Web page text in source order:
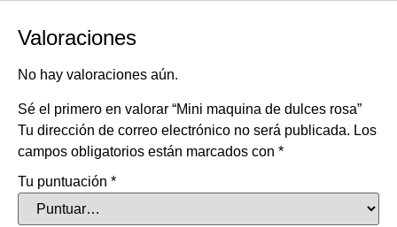
Valoraciones
No hay valoraciones aún.
Sé el primero en valorar “Mini maquina de dulces rosa”
Tu dirección de correo electrónico no será publicada. Los
campos obligatorios están marcados con *
Tu puntuación *